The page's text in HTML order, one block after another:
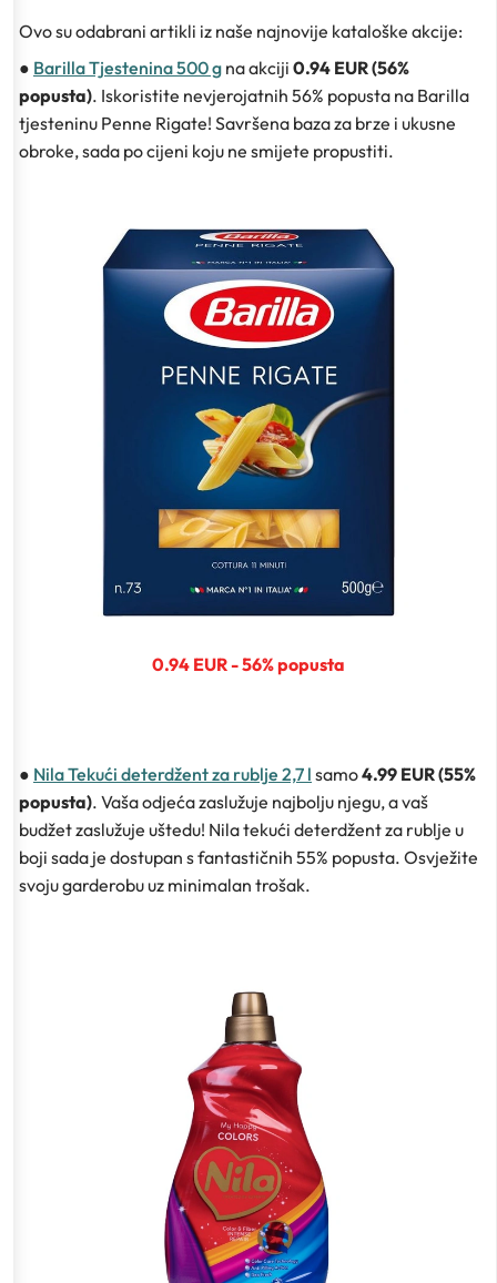
Ovo su odabrani artikli iz naše najnovije kataloške akcije:
● Barilla Tjestenina 500 g na akciji 0.94 EUR (56%
popusta). Iskoristite nevjerojatnih 56% popusta na Barilla
tjesteninu Penne Rigate! Savršena baza za brze i ukusne
obroke, sada po cijeni koju ne smijete propustiti.
0.94 EUR - 56% popusta
● Nila Tekući deterdžent za rublje 2,7 l samo4.99 EUR (55%
popusta). Vaša odjeća zaslužuje najbolju njegu, a vaš
budžet zaslužuje uštedu! Nila tekući deterdžent za rublje u
boji sada je dostupan s fantastičnih 55% popusta. Osvježite
svoju garderobu uz minimalan trošak.